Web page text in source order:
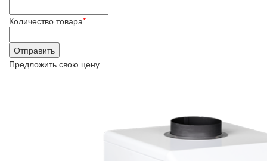
Количество товара*
Предложить свою цену